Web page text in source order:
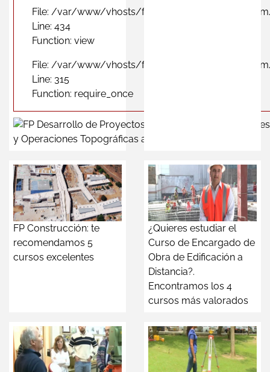
File: /var/www/vhosts/
Line: 434
Function: view
File: /var/www/vhosts/
Line: 315
Function: require_once
y Operaciones Topográficas a Distancia
FP Construcción: te
recomendamos 5
cursos excelentes
¿Quieres estudiar el
Curso de Encargado de
Obra de Edificación a
Distancia?.
Encontramos los 4
cursos más valorados